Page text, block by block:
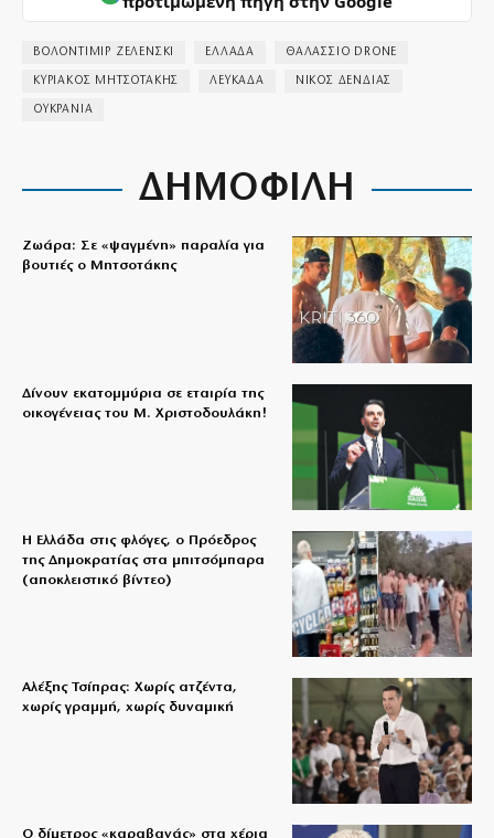
ΒΟΛΟΝΤΙΜΙΡ ΖΕΛΕΝΣΚΙ ΕΛΛΑΔΑ ΘΑΛΑΣΣΙΟ DRONE
ΚΥΡΙΑΚΟΣ ΜΗΤΣΟΤΑΚΗΣ ΛΕΥΚΑΔΑ ΝΙΚΟΣ ΔΕΝΔΙΑΣ
ΟΥΚΡΑΝΙΑ
ΔΗΜΟΦΙΛΗ
Ζωάρα: Σε «ψαγμένη» παραλία για
βουτιές ο Μητσοτάκης
Δίνουν εκατομμύρια σε εταιρία της
οικογένειας του Μ. Χριστοδουλάκη!
Η Ελλάδα στις φλόγες, ο Πρόεδρος
της Δημοκρατίας στα μπιτσόμπαρα
(αποκλειστικό βίντεο)
Αλέξης Τσίπρας: Χωρίς ατζέντα,
χωρίς γραμμή, χωρίς δυναμική
Ο δίμετρος «καραβανάς» στα χέρια